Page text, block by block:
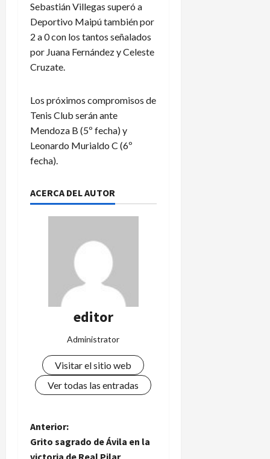
Sebastián Villegas superó a
Deportivo Maipú también por
2 a 0 con los tantos señalados
por Juana Fernández y Celeste
Cruzate.
Los próximos compromisos de
Tenis Club serán ante
Mendoza B (5º fecha) y
Leonardo Murialdo C (6º
fecha).
ACERCA DEL AUTOR
editor
Administrator
Visitar el sitio web
Ver todas las entradas
N
Anterior:
Grito sagrado de Ávila en la